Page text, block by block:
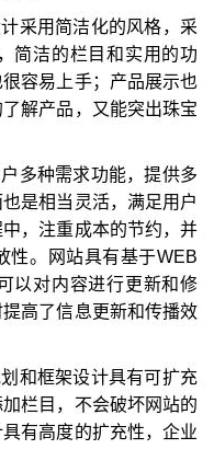
采用简洁化的风格，采
简洁的栏目和实用的功
容易上手；产品展示也
解产品，又能突出珠宝
多种需求功能，提供多
是相当灵活，满足用户
，注重成本的节约，并
性。网站具有基于WEB
以对内容进行更新和修
高了信息更新和传播效
和框架设计具有可扩充
栏目，不会破坏网站的
有高度的扩充性，企业